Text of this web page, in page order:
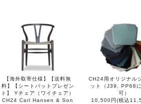
【海外取寄仕様】【送料無
料】【シートパットプレゼン
ト】 Yチェア（ワイチェア）
CH24 Carl Hansen & Son
CH24用オリジナル
ット（J39, PP68
可）
10,500円(税込